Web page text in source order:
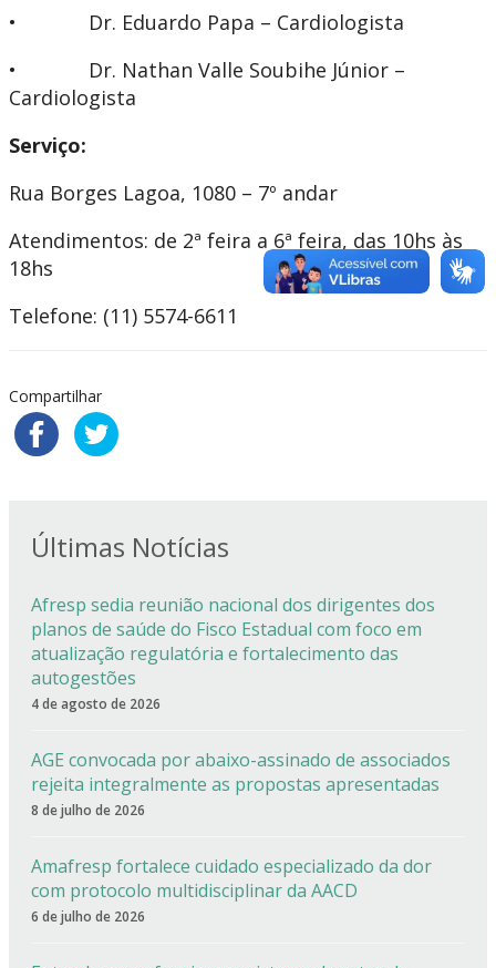
• Dr. Eduardo Papa – Cardiologista
• Dr. Nathan Valle Soubihe Júnior –
Cardiologista
Serviço:
Rua Borges Lagoa, 1080 – 7º andar
Atendimentos: de 2ª feira a 6ª feira, das 10hs às
18hs
Telefone: (11) 5574-6611
Compartilhar
Últimas Notícias
Afresp sedia reunião nacional dos dirigentes dos
planos de saúde do Fisco Estadual com foco em
atualização regulatória e fortalecimento das
autogestões
4 de agosto de 2026
AGE convocada por abaixo-assinado de associados
rejeita integralmente as propostas apresentadas
8 de julho de 2026
Amafresp fortalece cuidado especializado da dor
com protocolo multidisciplinar da AACD
6 de julho de 2026